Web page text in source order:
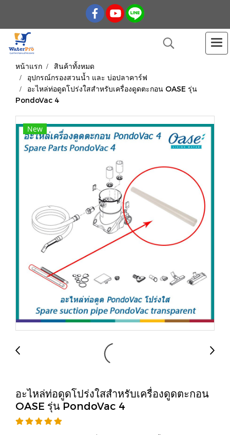
หน้าแรก
สินค้าทั้งหมด
อุปกรณ์กรองสวนน้ำ และ บ่อปลาคาร์ฟ
อะไหล่ท่อดูดโปร่งใสสำหรับเครื่องดูดตะกอน OASE รุ่น
PondoVac 4
New
อะไหล่ท่อดูดโปร่งใสสำหรับเครื่องดูดตะกอน
OASE รุ่น PondoVac 4